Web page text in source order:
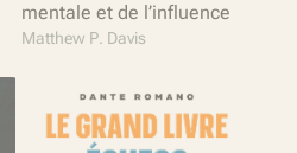
mentale et de l’influence
Matthew P. Davis